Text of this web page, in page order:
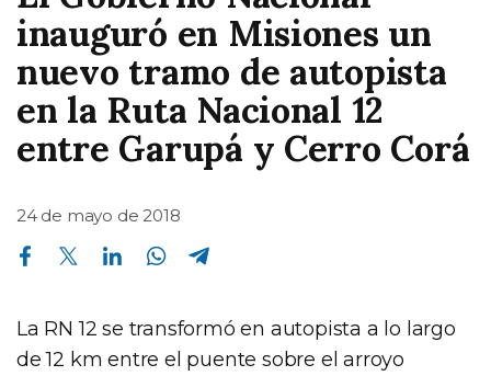
Nación
inauguró en Misiones un
nuevo tramo de autopista
en la Ruta Nacional 12
entre Garupá y Cerro Corá
24 de mayo de 2018
Compartir en Facebook Compartir en Twitter Compartir en Linkedin Compartir en Whatsapp
La RN 12 se transformó en autopista a lo largo
de 12 km entre el puente sobre el arroyo